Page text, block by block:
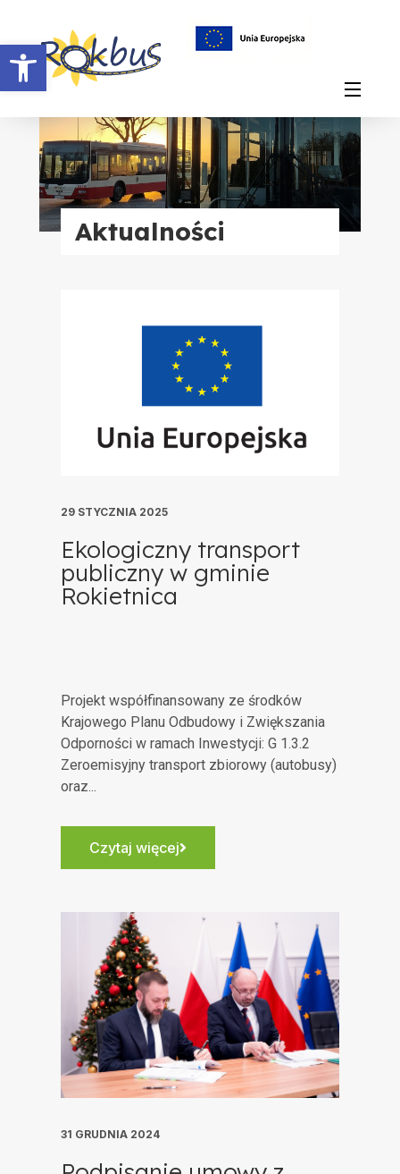
Otwórz pasek narzędzi
Aktualności
29 STYCZNIA 2025
Ekologiczny transport
publiczny w gminie
Rokietnica
Projekt współfinansowany ze środków
Krajowego Planu Odbudowy i Zwiększania
Odporności w ramach Inwestycji: G 1.3.2
Zeroemisyjny transport zbiorowy (autobusy)
oraz...
Czytaj więcej
31 GRUDNIA 2024